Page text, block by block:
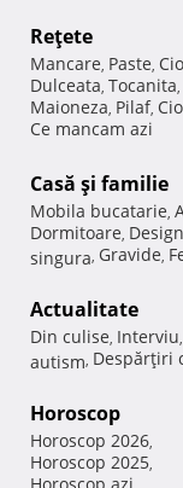
Reţete
Mancare, Paste,
Dulceata, Tocanita,
Maioneza, Pilaf,
Ce mancam azi
Casă şi familie
Mobila bucatarie,
Dormitoare,
singura, Gravide,
Actualitate
Din culise, Interviu,
autism, Despărţiri
Horoscop
Horoscop 2026,
Horoscop 2025,